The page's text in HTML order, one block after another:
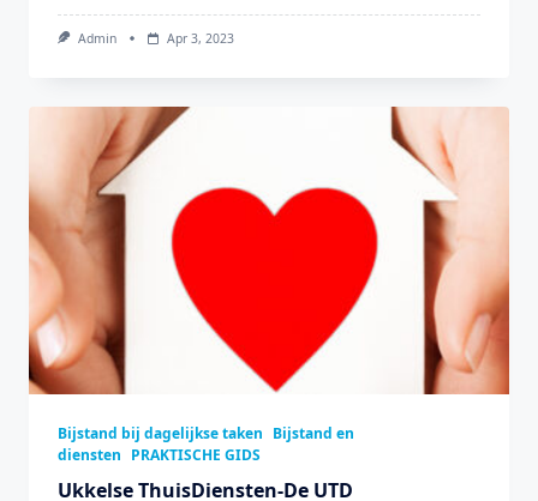
Admin Apr 3, 2023
Bijstand bij dagelijkse taken Bijstand en
diensten PRAKTISCHE GIDS
Ukkelse ThuisDiensten-De UTD